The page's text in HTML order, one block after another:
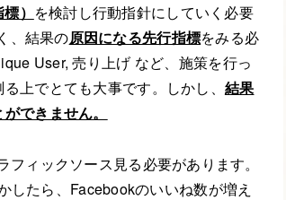
） を検討し行動指針にしていく必要
、結果の原因になる先行指標をみる必
User, 売り上げ など、施策を行っ
上でとても大事です。しかし、 結果
できません。
ィックソース見る必要があります。
たら、Facebookのいいね数が増え